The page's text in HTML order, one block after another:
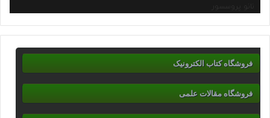
نانو پروسسور
فروشگاه کتاب الکترونیک
فروشگاه مقالات علمی